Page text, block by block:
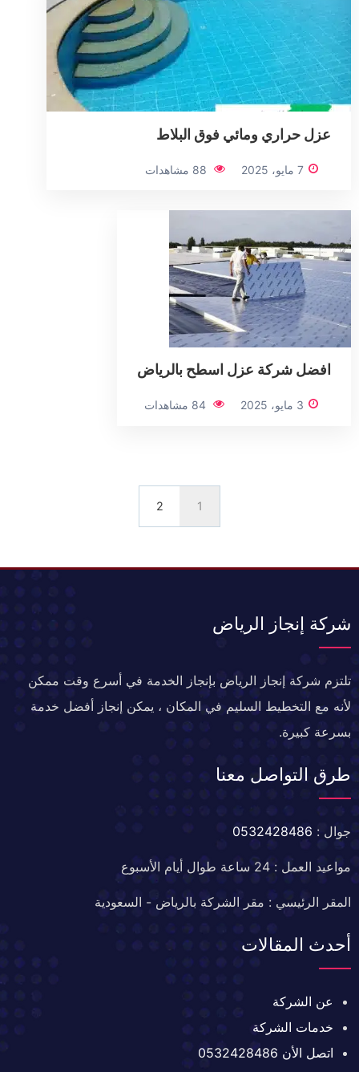
عزل حراري ومائي فوق البلاط
7 مايو، 2025 88 مشاهدات
افضل شركة عزل اسطح بالرياض
3 مايو، 2025 84 مشاهدات
1
2
شركة إنجاز الرياض
تلتزم شركة إنجاز الرياض بإنجاز الخدمة في أسرع وقت ممكن
لأنه مع التخطيط السليم في المكان ، يمكن إنجاز أفضل خدمة
بسرعة كبيرة.
طرق التواصل معنا
جوال : 0532428486
مواعيد العمل : 24 ساعة طوال أيام الأسبوع
المقر الرئيسي : مقر الشركة بالرياض - السعودية
أحدث المقالات
عن الشركة
خدمات الشركة
اتصل الأن 0532428486